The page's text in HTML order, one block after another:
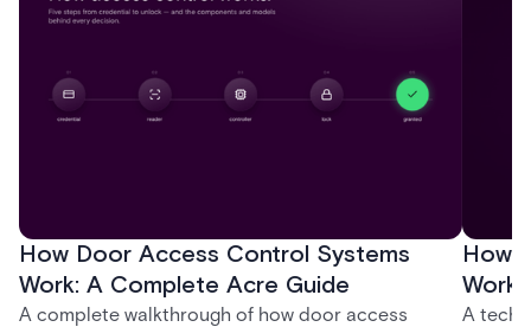
How Door Access Control Systems
Work: A Complete Acre Guide
A complete walkthrough of how door access
How
A